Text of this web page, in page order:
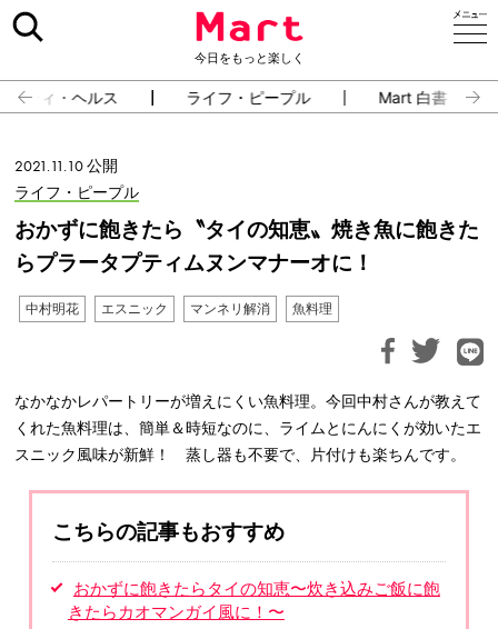
今日をもっと楽しく
ーティ・ヘルス ライフ・ピープル Mart 白書
2021.11.10 公開
ライフ・ピープル
おかずに飽きたら〝タイの知恵〟焼き魚に飽きた
らプラータプティムヌンマナーオに！
中村明花 エスニック マンネリ解消 魚料理
なかなかレパートリーが増えにくい魚料理。今回中村さんが教えて
くれた魚料理は、簡単＆時短なのに、ライムとにんにくが効いたエ
スニック風味が新鮮！ 蒸し器も不要で、片付けも楽ちんです。
こちらの記事もおすすめ
おかずに飽きたらタイの知恵〜炊き込みご飯に飽
きたらカオマンガイ風に！〜